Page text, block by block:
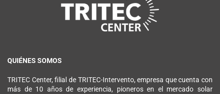
QUIÉNES SOMOS
TRITEC Center, filial de TRITEC-Intervento, empresa que cuenta con
más de 10 años de experiencia, pioneros en el mercado solar